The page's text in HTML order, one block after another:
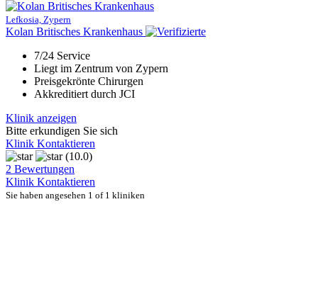
Lefkosia, Zypern
Kolan Britisches Krankenhaus
7/24 Service
Liegt im Zentrum von Zypern
Preisgekrönte Chirurgen
Akkreditiert durch JCI
Klinik anzeigen
Bitte erkundigen Sie sich
Klinik Kontaktieren
(10.0)
2 Bewertungen
Klinik Kontaktieren
Sie haben angesehen 1 of 1 kliniken